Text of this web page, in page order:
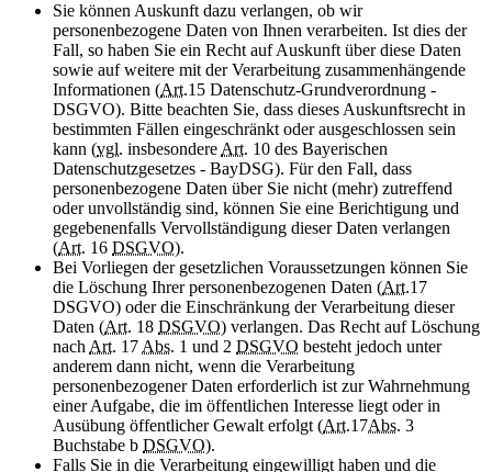
Sie können Auskunft dazu verlangen, ob wir
personenbezogene Daten von Ihnen verarbeiten. Ist dies der
Fall, so haben Sie ein Recht auf Auskunft über diese Daten
sowie auf weitere mit der Verarbeitung zusammenhängende
Informationen (Art.15 Datenschutz-Grundverordnung -
DSGVO). Bitte beachten Sie, dass dieses Auskunftsrecht in
bestimmten Fällen eingeschränkt oder ausgeschlossen sein
kann (vgl. insbesondere Art. 10 des Bayerischen
Datenschutzgesetzes - BayDSG). Für den Fall, dass
personenbezogene Daten über Sie nicht (mehr) zutreffend
oder unvollständig sind, können Sie eine Berichtigung und
gegebenenfalls Vervollständigung dieser Daten verlangen
(Art. 16 DSGVO).
Bei Vorliegen der gesetzlichen Voraussetzungen können Sie
die Löschung Ihrer personenbezogenen Daten (Art.17
DSGVO) oder die Einschränkung der Verarbeitung dieser
Daten (Art. 18 DSGVO) verlangen. Das Recht auf Löschung
nach Art. 17 Abs. 1 und 2 DSGVO besteht jedoch unter
anderem dann nicht, wenn die Verarbeitung
personenbezogener Daten erforderlich ist zur Wahrnehmung
einer Aufgabe, die im öffentlichen Interesse liegt oder in
Ausübung öffentlicher Gewalt erfolgt (Art.17Abs. 3
Buchstabe b DSGVO).
Falls Sie in die Verarbeitung eingewilligt haben und die